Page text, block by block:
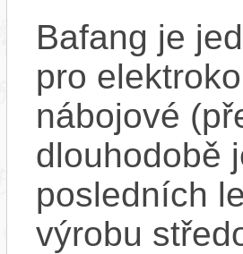
Bafang je
pro
nábojové
dlouhodobě
posledních
výrobu